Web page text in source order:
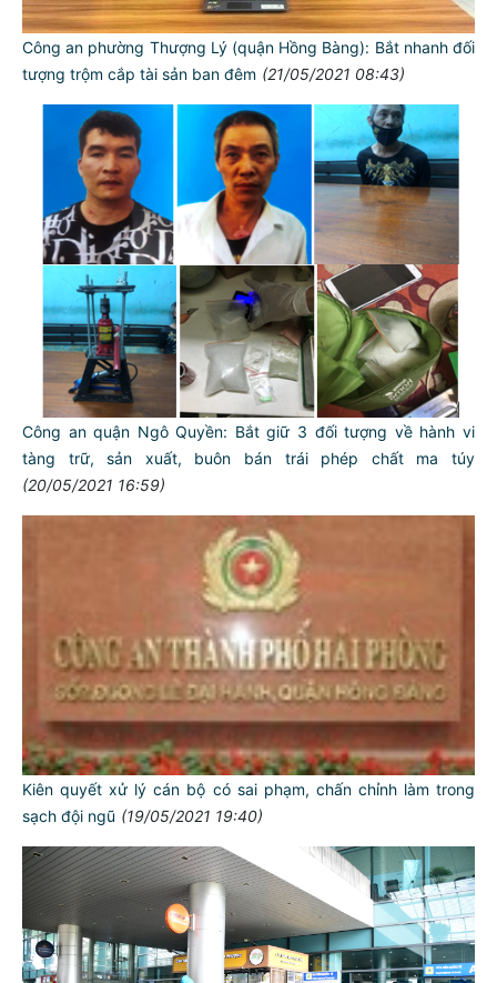
Công an phường Thượng Lý (quận Hồng Bàng): Bắt nhanh đối
tượng trộm cắp tài sản ban đêm (21/05/2021 08:43)
Công an quận Ngô Quyền: Bắt giữ 3 đối tượng về hành vi
tàng trữ, sản xuất, buôn bán trái phép chất ma túy
(20/05/2021 16:59)
Kiên quyết xử lý cán bộ có sai phạm, chấn chỉnh làm trong
sạch đội ngũ (19/05/2021 19:40)
TƯ CÁCH
NGƯỜI CÔNG AN CÁCH MỆNH LÀ: